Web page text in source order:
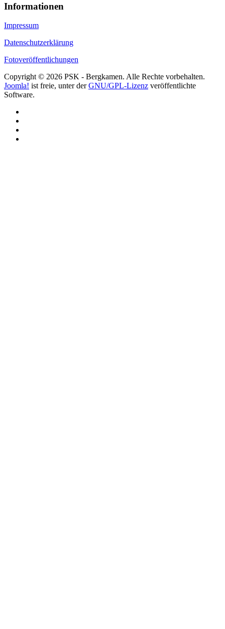
Informationen
Impressum
Datenschutzerklärung
Fotoveröffentlichungen
Copyright © 2026 PSK - Bergkamen. Alle Rechte vorbehalten.
Joomla! ist freie, unter derGNU/GPL-Lizenz veröffentlichte
Software.